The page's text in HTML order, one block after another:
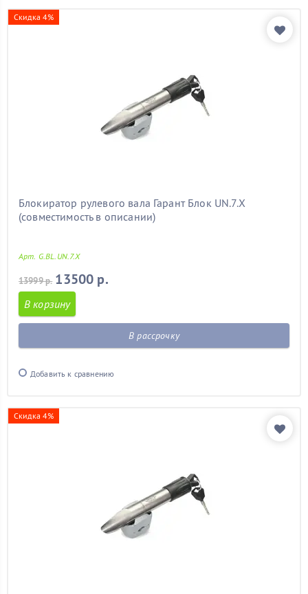
Скидка 4%
Блокиратор рулевого вала Гарант Блок UN.7.X
(совместимость в описании)
Арт. G.BL.UN.7.X
13999 р. 13500 р.
В корзину
В рассрочку
Добавить к сравнению
Скидка 4%